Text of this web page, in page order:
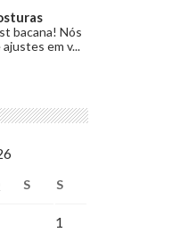
bacana! Nós
em v...
S S
1